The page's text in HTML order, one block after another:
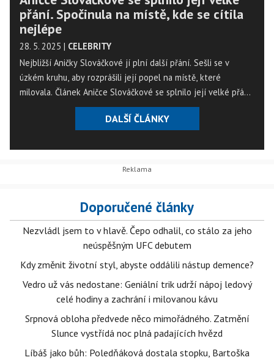
přání. Spočinula na místě, kde se cítila
nejlépe
28. 5. 2025 | CELEBRITY
Nejbližší Aničky Slováčkové jí plní další přání. Sešli se v
úzkém kruhu, aby rozprášili její popel na místě, které
milovala. Článek Aničce Slováčkové se splnilo její velké přání.
Spočinula na místě, kde se cítila nejlépe se nejdříve objevil
na Magazín Osobnosti.cz. ...DALŠÍ ČLÁNKY
Doporučené články
Nezvládl jsem to v hlavě. Čepo odhalil, co stálo za jeho
neúspěšným UFC debutem
Kdy změnit životní styl, abyste oddálili nástup demence?
Vedro už vás nedostane: Geniální trik udrží nápoj ledový
celé hodiny a zachrání i milovanou kávu
Srpnová obloha předvede něco mimořádného. Zatmění
Slunce vystřídá noc plná padajících hvězd
Líbáš jako bůh: Poledňáková dostala stopku, Bartoška